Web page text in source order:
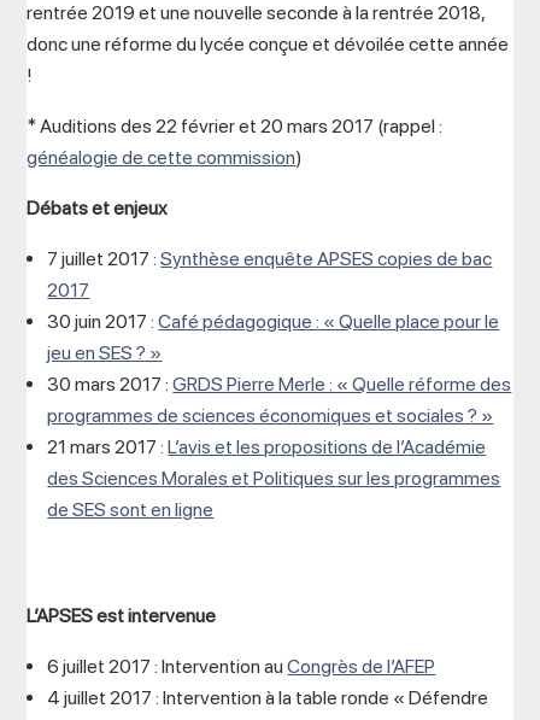
rentrée 2019 et une nouvelle seconde à la rentrée 2018,
donc une réforme du lycée conçue et dévoilée cette année
!
* Auditions des 22 février et 20 mars 2017 (rappel :
généalogie de cette commission)
Débats et enjeux
7 juillet 2017 :Synthèse enquête APSES copies de bac
2017
30 juin 2017 :Café pédagogique : « Quelle place pour le
jeu en SES ? »
30 mars 2017 :GRDS Pierre Merle : « Quelle réforme des
programmes de sciences économiques et sociales ? »
21 mars 2017 :L’avis et les propositions de l’Académie
des Sciences Morales et Politiques sur les programmes
de SES sont en ligne
L’APSES est intervenue
6 juillet 2017 : Intervention auCongrès de l’AFEP
4 juillet 2017 : Intervention à la table ronde « Défendre